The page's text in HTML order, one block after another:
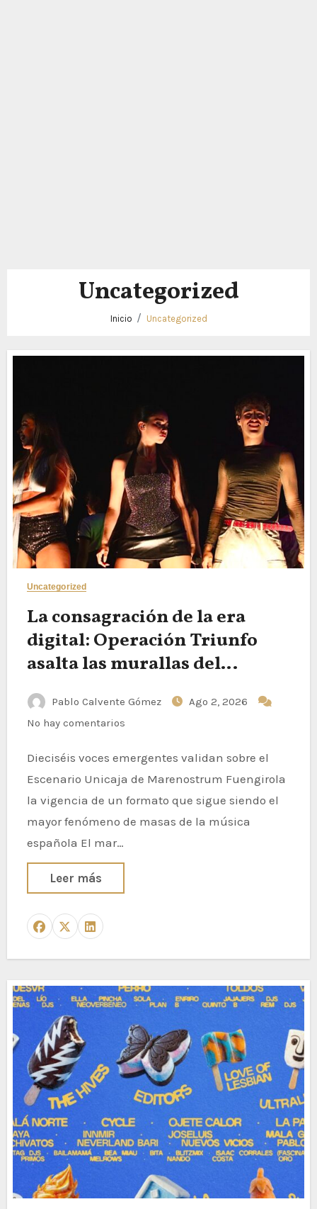
Uncategorized
Inicio Uncategorized
Uncategorized
La consagración de la era
digital: Operación Triunfo
asalta las murallas del
Castillo Sohail
Pablo Calvente Gómez
Ago 2, 2026
No hay comentarios
Dieciséis voces emergentes validan sobre el
Escenario Unicaja de Marenostrum Fuengirola
la vigencia de un formato que sigue siendo el
mayor fenómeno de masas de la música
española El mar…
Leer más